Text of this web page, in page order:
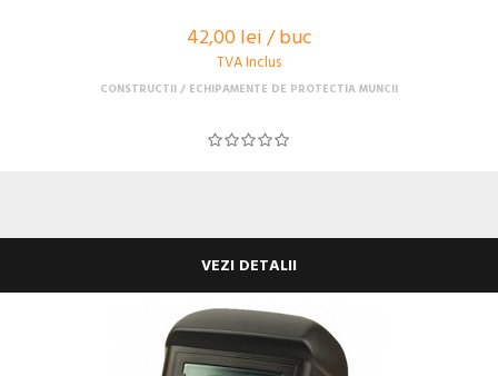
42,00 lei / buc
TVA Inclus
CONSTRUCTII ECHIPAMENTE DE PROTECTIA MUNCII
VEZI DETALII